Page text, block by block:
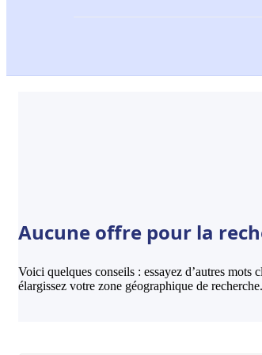
Aucune offre pour la
Voici quelques conseils : essayez d’autres mots
élargissez votre zone géographique de recherche.